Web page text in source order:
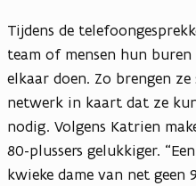
Tijdens de
team of mensen hun
elkaar doen. Zo brengen
netwerk in kaart dat ze
nodig. Volgens Katrien
80-plussers gelukkiger.
kwieke dame van net geen